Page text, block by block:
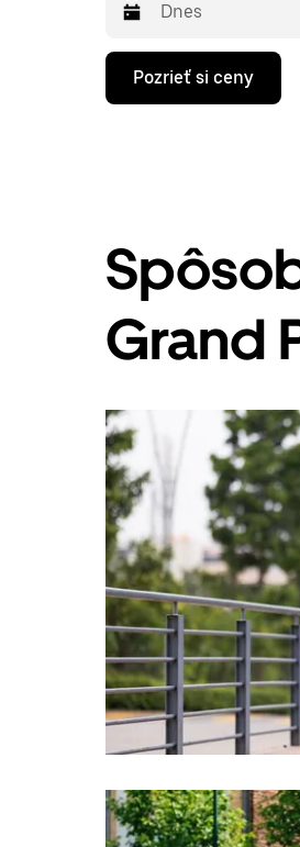
Stlačením
šípky
nadol
stlačením
klávesu
Pozrieť si ceny
Grand